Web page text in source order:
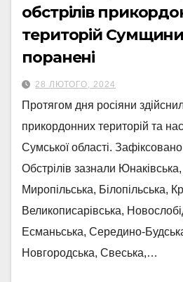
обстрілів
територій
поранені
28 ЛЮТОГО, 2024
Протягом дня росіяни
прикордонних територій та
Сумської області.
Обстрілів зазнали Юнаківська,
Миропільська, Білопільська,
Великописарівська,
Есманьська, Середино-
Новгородська, Свеська,…